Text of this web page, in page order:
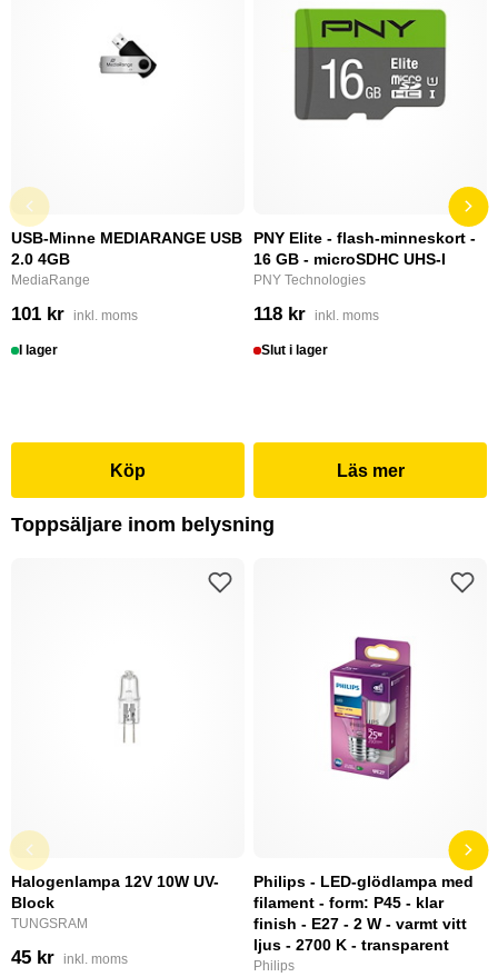
USB-Minne MEDIARANGE USB
2.0 4GB
MediaRange
101 kr inkl. moms
I lager
Köp
PNY Elite - flash-minneskort -
16 GB - microSDHC UHS-I
PNY Technologies
118 kr inkl. moms
Slut i lager
Läs mer
Toppsäljare inom belysning
Halogenlampa 12V 10W UV-
Block
TUNGSRAM
45 kr inkl. moms
Philips - LED-glödlampa med
filament - form: P45 - klar
finish - E27 - 2 W - varmt vitt
ljus - 2700 K - transparent
Philips